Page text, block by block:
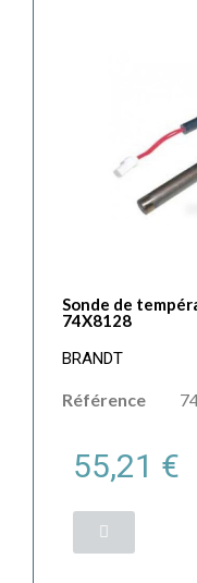
Sonde de
74X8128
BRANDT
Référence
55,21 €